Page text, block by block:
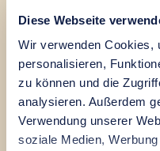
Diese Webseite
Wir verwenden Cookies,
personalisieren,
zu können und die
analysieren. Außerdem
Verwendung unserer
soziale Medien,
Die abgesendeten
Bearbeitung Ihres
Informationen zur
Datenschutzerklärung.